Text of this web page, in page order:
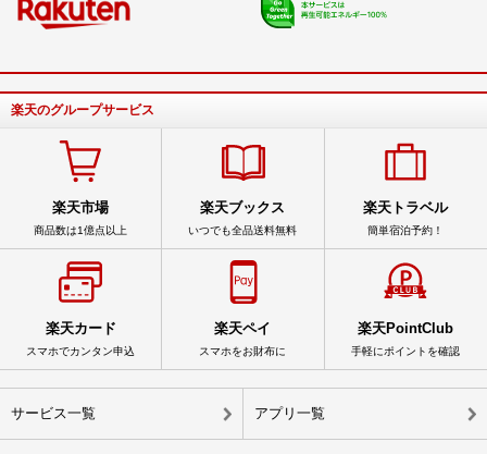
楽天のグループサービス
楽天市場
商品数は1億点以上
楽天ブックス
いつでも全品送料無料
楽天トラベル
簡単宿泊予約！
楽天カード
スマホでカンタン申込
楽天ペイ
スマホをお財布に
楽天PointClub
手軽にポイントを確認
サービス一覧 アプリ一覧